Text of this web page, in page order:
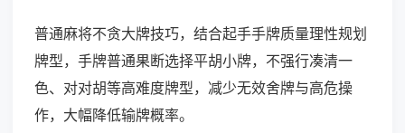
普通麻将不贪大牌技巧，结合起手手牌质量理性规划
牌型，手牌普通果断选择平胡小牌，不强行凑清一
色、对对胡等高难度牌型，减少无效舍牌与高危操
作，大幅降低输牌概率。